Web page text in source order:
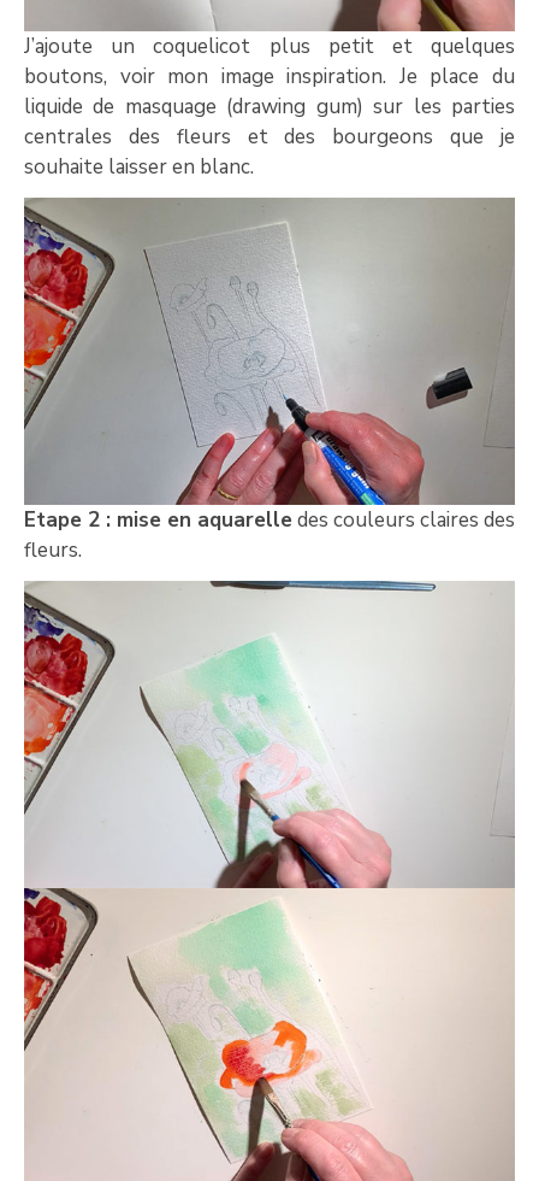
J’ajoute un coquelicot plus petit et quelques
boutons, voir mon image inspiration. Je place du
liquide de masquage (drawing gum) sur les parties
centrales des fleurs et des bourgeons que je
souhaite laisser en blanc.
Etape 2 : mise en aquarelledes couleurs claires des
fleurs.